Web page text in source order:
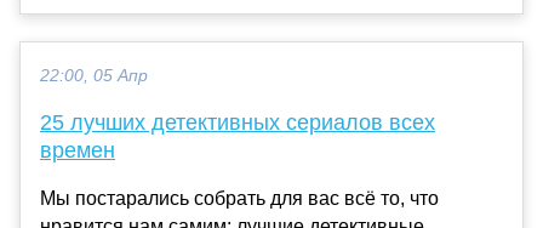
22:00, 05 Апр
25 лучших детективных сериалов всех
времен
Мы постарались собрать для вас всё то, что